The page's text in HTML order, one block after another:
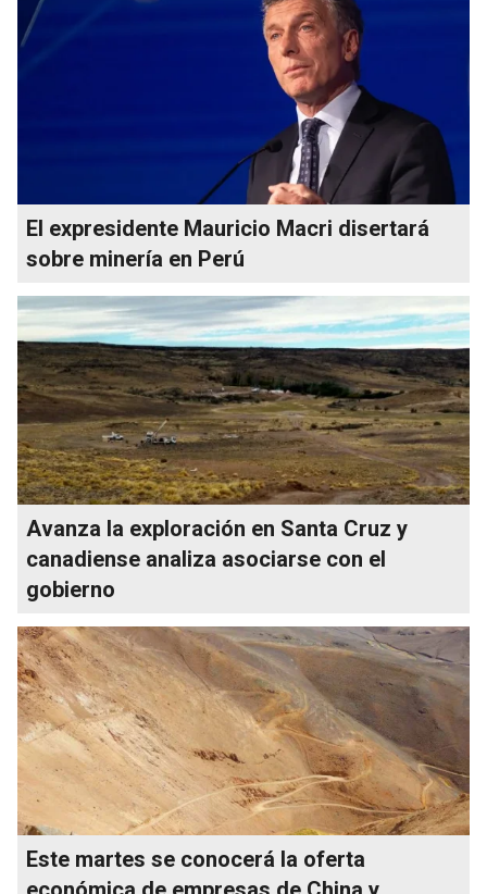
El expresidente Mauricio Macri disertará
sobre minería en Perú
Avanza la exploración en Santa Cruz y
canadiense analiza asociarse con el
gobierno
Este martes se conocerá la oferta